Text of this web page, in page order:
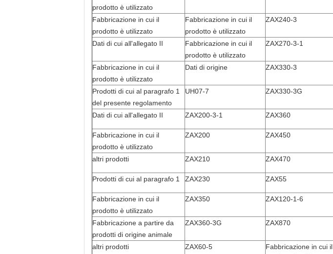
prodotto è utilizzato
Fabbricazione in cui il
prodotto è utilizzato
Fabbricazione in cui il
prodotto è utilizzato
ZAX240-3
Dati di cui all'allegato II
Fabbricazione in cui il
prodotto è utilizzato
ZAX270-3-1
Fabbricazione in cui il
prodotto è utilizzato
Dati di origine ZAX330-3
Prodotti di cui al paragrafo 1
del presente regolamento
UH07-7 ZAX330-3G
Dati di cui all'allegato II ZAX200-3-1 ZAX360
Fabbricazione in cui il
prodotto è utilizzato
ZAX200 ZAX450
altri prodotti ZAX210 ZAX470
Prodotti di cui al paragrafo 1 ZAX230 ZAX55
Fabbricazione in cui il
prodotto è utilizzato
ZAX350 ZAX120-1-6
Fabbricazione a partire da
prodotti di origine animale
ZAX360-3G ZAX870
altri prodotti ZAX60-5
Fabbricazione in cui il